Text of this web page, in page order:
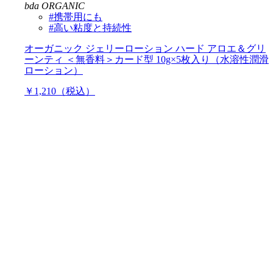
bda ORGANIC
#携帯用にも
#高い粘度と持続性
オーガニック ジェリーローション ハード アロエ＆グリ
ーンティ ＜無香料＞カード型 10g×5枚入り（水溶性潤滑
ローション）
￥1,210（税込）